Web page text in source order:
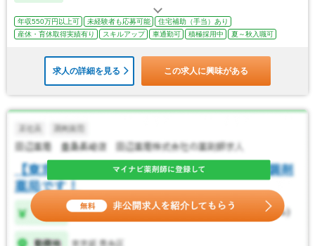
年収550万円以上可 未経験者も応募可能
住宅補助（手当）あり
産休・育休取得実績有り
スキルアップ 車通勤可 積極採用中 夏～秋入職可
求人の詳細を見る この求人に興味がある